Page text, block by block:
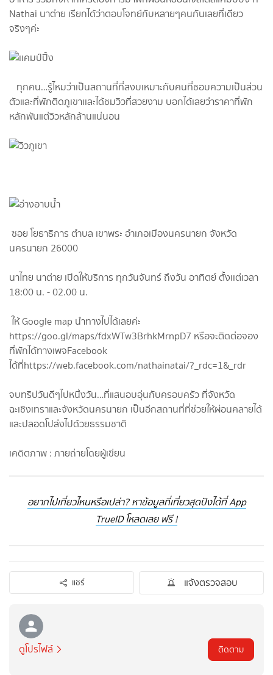
Nathai นาต่าย เรียกได้ว่าตอบโจทย์กับหลายๆคนกันเลยที่เดียว
จริงๆค่ะ
ทุกคน…รู้ไหมว่าเป็นสถานที่ที่สงบเหมาะกับคนที่ชอบความเป็นส่วน
ตัวและที่พักติดภูเขาเเละได้ชมวิวที่สวยงาม บอกได้เลยว่าราคาที่พัก
หลักพันแต่วิวหลักล้านแน่นอน
ซอย โยธาธิการ ตำบล เขาพระ อำเภอเมืองนครนายก จังหวัด
นครนายก 26000
นาไทย นาต่าย เปิดให้บริการ ทุกวันจันทร์ ถึงวัน อาทิตย์ ตั้งเเต่เวลา
18:00 น. - 02.00 น.
ให้ Google map นำทางไปได้เลยค่ะ
https://goo.gl/maps/fdxWTw3BrhkMrnpD7 หรือจะติดต่อจอง
ที่พักได้ทางเพจFacebook
ได้ที่https://web.facebook.com/nathainatai/?_rdc=1&_rdr
จบทริปวันดีๆไปหนึ่งวัน…ที่แสนอบอุ่นกับครอบครัว ที่จังหวัด
ฉะเชิงเทราและจังหวัดนครนายก เป็นอีกสถานที่ที่ช่วยให้ผ่อนคลายได้
และปลอดโปล่งไปด้วยธรรมชาติ
เคดิตภาพ : ภายถ่ายโดยผู้เขียน
อยากไปเที่ยวไหนหรือเปล่า? หาข้อมูลที่เที่ยวสุดปังได้ที่ App
TrueID โหลดเลย ฟรี !
แชร์ แจ้งตรวจสอบ
ดูโปรไฟล์ ติดตาม